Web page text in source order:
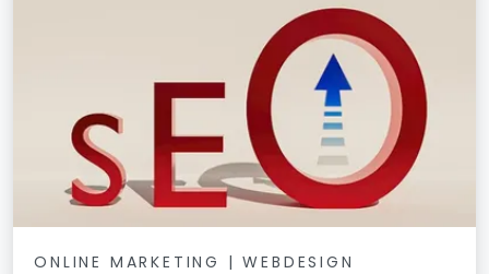
ONLINE MARKETING | WEBDESIGN